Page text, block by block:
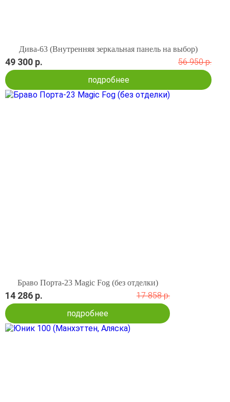
Дива-63 (Внутренняя зеркальная панель на выбор)
49 300 р.
56 950 р.
подробнее
Браво Порта-23 Magic Fog (без отделки)
14 286 р.
17 858 р.
подробнее